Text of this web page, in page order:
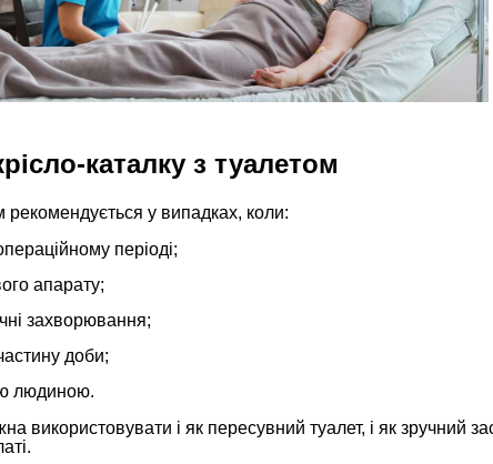
каталку з туалетом
рекомендується у випадках, коли:
періоді;
апарату;
захворювання;
доби;
людиною.
використовувати і як пересувний туалет, і як зручний